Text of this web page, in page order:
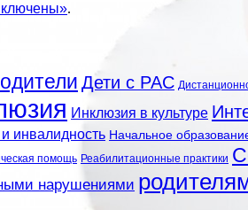
.
Дети с РАС
Инклюзия в культуре
инвалидность Начальное
помощь Реабилитационные практики
нарушениями